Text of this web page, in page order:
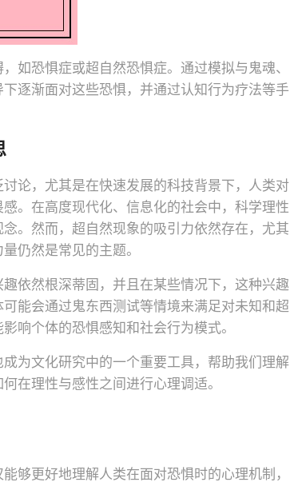
如恐惧症或超自然恐惧症。通过模拟与鬼魂、
逐渐面对这些恐惧，并通过认知行为疗法等手
论，尤其是在快速发展的科技背景下，人类对
。在高度现代化、信息化的社会中，科学理性
。然而，超自然现象的吸引力依然存在，尤其
仍然是常见的主题。
依然根深蒂固，并且在某些情况下，这种兴趣
能会通过鬼东西测试等情境来满足对未知和超
响个体的恐惧感知和社会行为模式。
为文化研究中的一个重要工具，帮助我们理解
在理性与感性之间进行心理调适。
够更好地理解人类在面对恐惧时的心理机制，